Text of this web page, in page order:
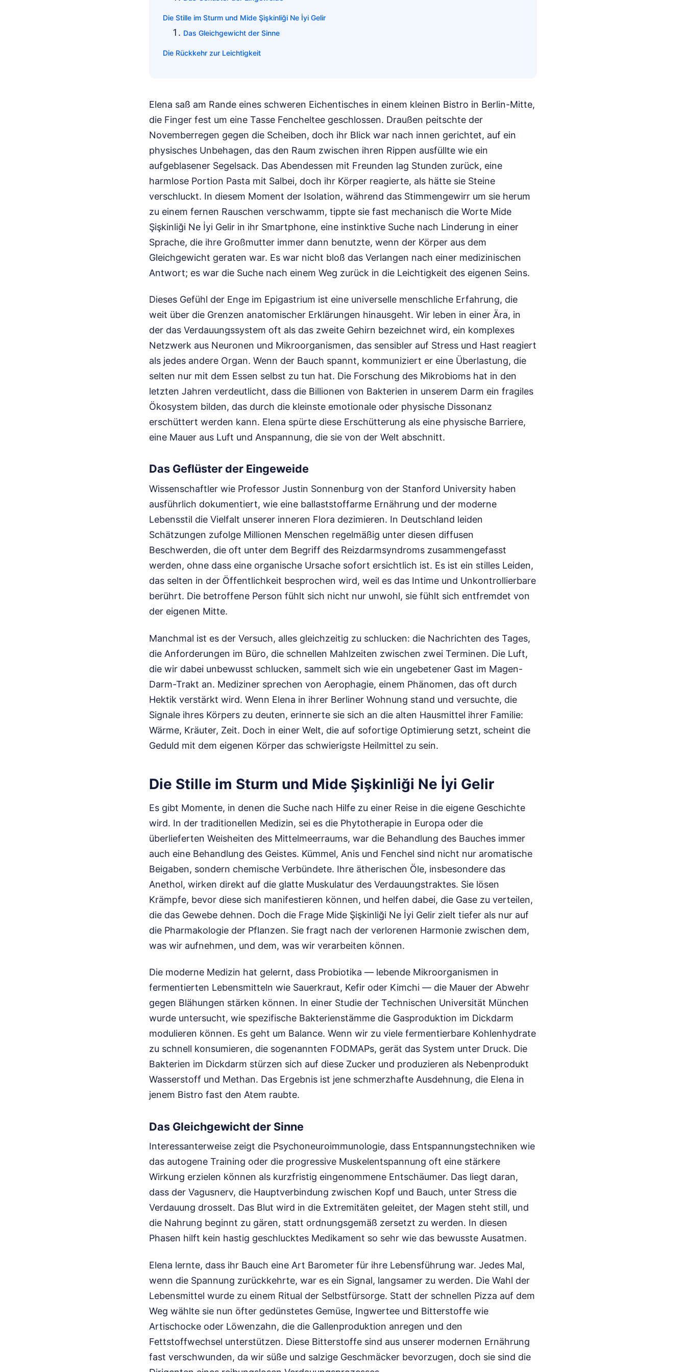
Die Stille im Sturm und Mide Şişkinliği Ne İyi Gelir
Das Gleichgewicht der Sinne
Die Rückkehr zur Leichtigkeit
Elena saß am Rande eines schweren Eichentisches in einem kleinen Bistro in Berlin-Mitte,
die Finger fest um eine Tasse Fencheltee geschlossen. Draußen peitschte der
Novemberregen gegen die Scheiben, doch ihr Blick war nach innen gerichtet, auf ein
physisches Unbehagen, das den Raum zwischen ihren Rippen ausfüllte wie ein
aufgeblasener Segelsack. Das Abendessen mit Freunden lag Stunden zurück, eine
harmlose Portion Pasta mit Salbei, doch ihr Körper reagierte, als hätte sie Steine
verschluckt. In diesem Moment der Isolation, während das Stimmengewirr um sie herum
zu einem fernen Rauschen verschwamm, tippte sie fast mechanisch die Worte Mide
Şişkinliği Ne İyi Gelir in ihr Smartphone, eine instinktive Suche nach Linderung in einer
Sprache, die ihre Großmutter immer dann benutzte, wenn der Körper aus dem
Gleichgewicht geraten war. Es war nicht bloß das Verlangen nach einer medizinischen
Antwort; es war die Suche nach einem Weg zurück in die Leichtigkeit des eigenen Seins.
Dieses Gefühl der Enge im Epigastrium ist eine universelle menschliche Erfahrung, die
weit über die Grenzen anatomischer Erklärungen hinausgeht. Wir leben in einer Ära, in
der das Verdauungssystem oft als das zweite Gehirn bezeichnet wird, ein komplexes
Netzwerk aus Neuronen und Mikroorganismen, das sensibler auf Stress und Hast reagiert
als jedes andere Organ. Wenn der Bauch spannt, kommuniziert er eine Überlastung, die
selten nur mit dem Essen selbst zu tun hat. Die Forschung des Mikrobioms hat in den
letzten Jahren verdeutlicht, dass die Billionen von Bakterien in unserem Darm ein fragiles
Ökosystem bilden, das durch die kleinste emotionale oder physische Dissonanz
erschüttert werden kann. Elena spürte diese Erschütterung als eine physische Barriere,
eine Mauer aus Luft und Anspannung, die sie von der Welt abschnitt.
Das Geflüster der Eingeweide
Wissenschaftler wie Professor Justin Sonnenburg von der Stanford University haben
ausführlich dokumentiert, wie eine ballaststoffarme Ernährung und der moderne
Lebensstil die Vielfalt unserer inneren Flora dezimieren. In Deutschland leiden
Schätzungen zufolge Millionen Menschen regelmäßig unter diesen diffusen
Beschwerden, die oft unter dem Begriff des Reizdarmsyndroms zusammengefasst
werden, ohne dass eine organische Ursache sofort ersichtlich ist. Es ist ein stilles Leiden,
das selten in der Öffentlichkeit besprochen wird, weil es das Intime und Unkontrollierbare
berührt. Die betroffene Person fühlt sich nicht nur unwohl, sie fühlt sich entfremdet von
der eigenen Mitte.
Manchmal ist es der Versuch, alles gleichzeitig zu schlucken: die Nachrichten des Tages,
die Anforderungen im Büro, die schnellen Mahlzeiten zwischen zwei Terminen. Die Luft,
die wir dabei unbewusst schlucken, sammelt sich wie ein ungebetener Gast im Magen-
Darm-Trakt an. Mediziner sprechen von Aerophagie, einem Phänomen, das oft durch
Hektik verstärkt wird. Wenn Elena in ihrer Berliner Wohnung stand und versuchte, die
Signale ihres Körpers zu deuten, erinnerte sie sich an die alten Hausmittel ihrer Familie:
Wärme, Kräuter, Zeit. Doch in einer Welt, die auf sofortige Optimierung setzt, scheint die
Geduld mit dem eigenen Körper das schwierigste Heilmittel zu sein.
Die Stille im Sturm und Mide Şişkinliği Ne İyi Gelir
Es gibt Momente, in denen die Suche nach Hilfe zu einer Reise in die eigene Geschichte
wird. In der traditionellen Medizin, sei es die Phytotherapie in Europa oder die
überlieferten Weisheiten des Mittelmeerraums, war die Behandlung des Bauches immer
auch eine Behandlung des Geistes. Kümmel, Anis und Fenchel sind nicht nur aromatische
Beigaben, sondern chemische Verbündete. Ihre ätherischen Öle, insbesondere das
Anethol, wirken direkt auf die glatte Muskulatur des Verdauungstraktes. Sie lösen
Krämpfe, bevor diese sich manifestieren können, und helfen dabei, die Gase zu verteilen,
die das Gewebe dehnen. Doch die Frage Mide Şişkinliği Ne İyi Gelir zielt tiefer als nur auf
die Pharmakologie der Pflanzen. Sie fragt nach der verlorenen Harmonie zwischen dem,
was wir aufnehmen, und dem, was wir verarbeiten können.
Die moderne Medizin hat gelernt, dass Probiotika — lebende Mikroorganismen in
fermentierten Lebensmitteln wie Sauerkraut, Kefir oder Kimchi — die Mauer der Abwehr
gegen Blähungen stärken können. In einer Studie der Technischen Universität München
wurde untersucht, wie spezifische Bakterienstämme die Gasproduktion im Dickdarm
modulieren können. Es geht um Balance. Wenn wir zu viele fermentierbare Kohlenhydrate
zu schnell konsumieren, die sogenannten FODMAPs, gerät das System unter Druck. Die
Bakterien im Dickdarm stürzen sich auf diese Zucker und produzieren als Nebenprodukt
Wasserstoff und Methan. Das Ergebnis ist jene schmerzhafte Ausdehnung, die Elena in
jenem Bistro fast den Atem raubte.
Das Gleichgewicht der Sinne
Interessanterweise zeigt die Psychoneuroimmunologie, dass Entspannungstechniken wie
das autogene Training oder die progressive Muskelentspannung oft eine stärkere
Wirkung erzielen können als kurzfristig eingenommene Entschäumer. Das liegt daran,
dass der Vagusnerv, die Hauptverbindung zwischen Kopf und Bauch, unter Stress die
Verdauung drosselt. Das Blut wird in die Extremitäten geleitet, der Magen steht still, und
die Nahrung beginnt zu gären, statt ordnungsgemäß zersetzt zu werden. In diesen
Phasen hilft kein hastig geschlucktes Medikament so sehr wie das bewusste Ausatmen.
Elena lernte, dass ihr Bauch eine Art Barometer für ihre Lebensführung war. Jedes Mal,
wenn die Spannung zurückkehrte, war es ein Signal, langsamer zu werden. Die Wahl der
Lebensmittel wurde zu einem Ritual der Selbstfürsorge. Statt der schnellen Pizza auf dem
Weg wählte sie nun öfter gedünstetes Gemüse, Ingwertee und Bitterstoffe wie
Artischocke oder Löwenzahn, die die Gallenproduktion anregen und den
Fettstoffwechsel unterstützen. Diese Bitterstoffe sind aus unserer modernen Ernährung
fast verschwunden, da wir süße und salzige Geschmäcker bevorzugen, doch sie sind die